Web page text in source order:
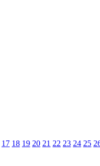
17 18 19 20 21 22 23 24 25